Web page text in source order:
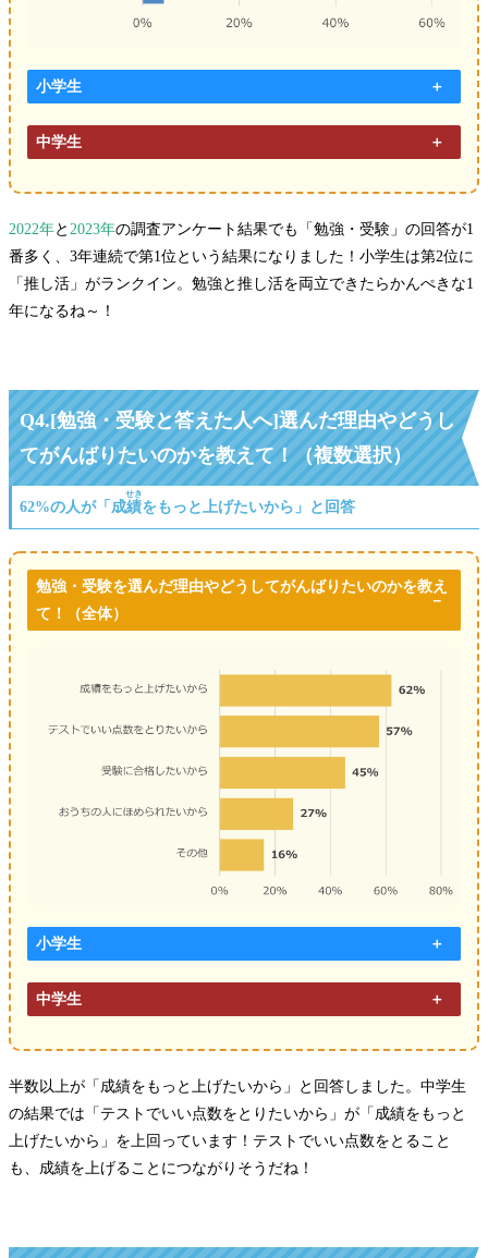
小学生
中学生
2022年と 2023年の調査アンケート結果でも「勉強・受験」の回答が1
番多く、3年連続で第1位という結果になりました！小学生は第2位に
「推 し活」がランクイン。勉強と推し活を両立できたらかんぺきな1
年になるね～！
Q4.[勉強・受験と答えた人へ]選んだ理由やどうし
てがんばりたいのかを教えて！（複数選択）
62%の人が「成績
せき
をもっと上げたいから」と回答
勉強・受験を選んだ理由やどうしてがんばりたいのかを教え
て！
（全体）
小学生
中学生
半数以上が「成績をもっと上げたいから」と回答しました。中学生
の結果では「テストでいい点数をとりたいから」が「成績をもっと
上げたいから」を上回っています！テストでいい点数をとること
も、成績を上げることにつながりそうだね！